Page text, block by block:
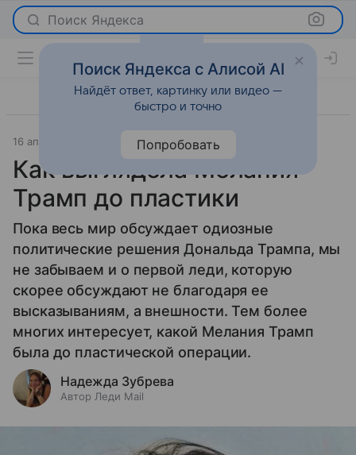
Поиск Яндекса
16 апреля 2025 Красота
Как выглядела Мелания
Трамп до пластики
Пока весь мир обсуждает одиозные
политические решения Дональда Трампа, мы
не забываем и о первой леди, которую
скорее обсуждают не благодаря ее
высказываниям, а внешности. Тем более
многих интересует, какой Мелания Трамп
была до пластической операции.
Надежда Зубрева
Автор Леди Mail
Поиск Яндекса с Алисой AI
Найдёт ответ, картинку или видео —
быстро и точно
Попробовать